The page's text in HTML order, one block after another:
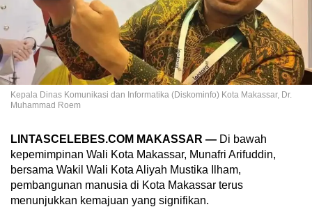
Kepala Dinas Komunikasi dan Informatika (Diskominfo) Kota Makassar, Dr.
Muhammad Roem
LINTASCELEBES.COM MAKASSAR — Di bawah
kepemimpinan Wali Kota Makassar, Munafri Arifuddin,
bersama Wakil Wali Kota Aliyah Mustika Ilham,
pembangunan manusia di Kota Makassar terus
menunjukkan kemajuan yang signifikan.